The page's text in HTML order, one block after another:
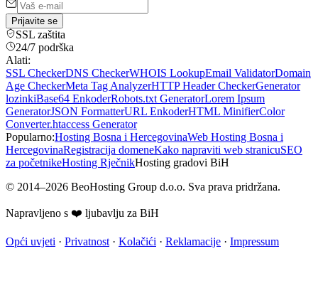
Prijavite se
SSL zaštita
24/7 podrška
Alati:
SSL CheckerDNS CheckerWHOIS LookupEmail ValidatorDomain
Age CheckerMeta Tag AnalyzerHTTP Header CheckerGenerator
lozinkiBase64 EnkoderRobots.txt GeneratorLorem Ipsum
GeneratorJSON FormatterURL EnkoderHTML MinifierColor
Converter.htaccess Generator
Popularno:Hosting Bosna i HercegovinaWeb Hosting Bosna i
HercegovinaRegistracija domeneKako napraviti web stranicuSEO
za početnikeHosting RječnikHosting gradovi BiH
© 2014–2026 BeoHosting Group d.o.o. Sva prava pridržana.
Napravljeno s ❤️ ljubavlju za BiH
Opći uvjeti · Privatnost · Kolačići · Reklamacije · Impressum